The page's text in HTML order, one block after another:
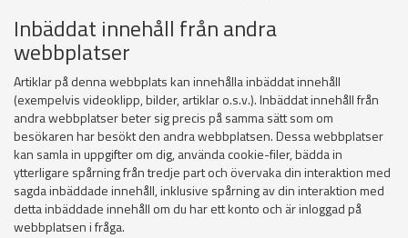
Inbäddat innehåll från andra
webbplatser
Artiklar på denna webbplats kan innehålla inbäddat innehåll
(exempelvis videoklipp, bilder, artiklar o.s.v.). Inbäddat innehåll från
andra webbplatser beter sig precis på samma sätt som om
besökaren har besökt den andra webbplatsen. Dessa webbplatser
kan samla in uppgifter om dig, använda cookie-filer, bädda in
ytterligare spårning från tredje part och övervaka din interaktion med
sagda inbäddade innehåll, inklusive spårning av din interaktion med
detta inbäddade innehåll om du har ett konto och är inloggad på
webbplatsen i fråga.